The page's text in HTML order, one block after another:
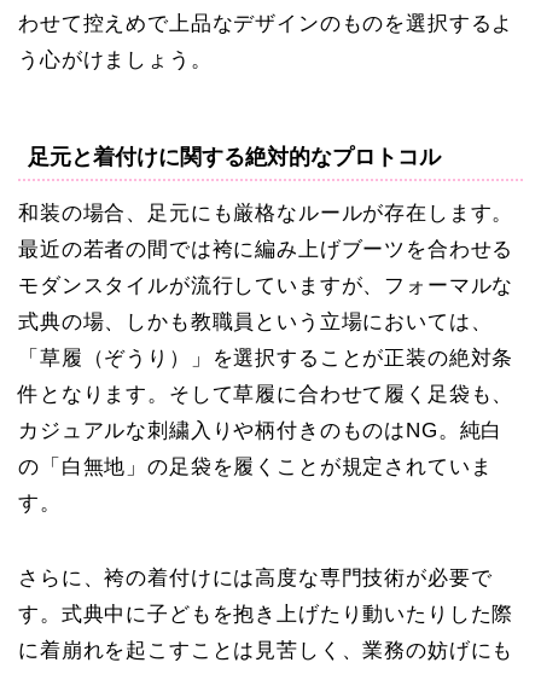
わせて控えめで上品なデザインのものを選択するよ
う心がけましょう。
足元と着付けに関する絶対的なプロトコル
和装の場合、足元にも厳格なルールが存在します。
最近の若者の間では袴に編み上げブーツを合わせる
モダンスタイルが流行していますが、フォーマルな
式典の場、しかも教職員という立場においては、
「草履（ぞうり）」を選択することが正装の絶対条
件 となります。そして草履に合わせて履く足袋も、
カジュアルな刺繍入りや柄付きのものはNG。純白
の「白無地」の足袋を履くことが規定されていま
す。
さらに、袴の着付けには高度な専門技術が必要で
す。式典中に子どもを抱き上げたり動いたりした際
に着崩れを起こすことは見苦しく、業務の妨げにも